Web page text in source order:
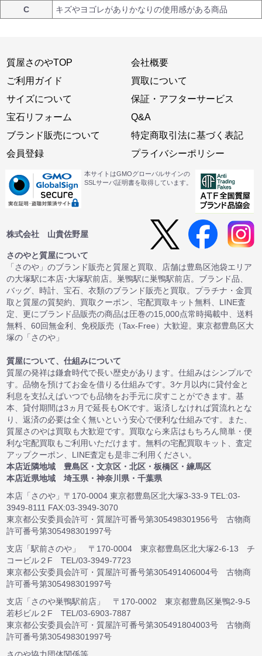
C
キズやヨゴレがありかなりの使用感がある商品
質屋さのやTOP
ご利用ガイド
サイズについて
宝石リフォーム
ブランド販売について
会員登録
会社概要
買取について
保証・アフターサービス
Q&A
特定商取引法に基づく表記
プライバシーポリシー
本サイトはGMOグローバルサインの
SSLサーバ証明書を取得しています。
株式会社 山貴佐野屋
さのやと質屋について
「さのや」のブランド販売と質屋と買取、店舗は豊島区池袋エリア
の大塚駅に本店･大塚駅前店。巣鴨駅に巣鴨駅前店。ブランド品、
バッグ、時計、宝石、衣類のブランド販売と買取。プラチナ・金買
取と質屋の質契約、買取クーポン、宅配買取キット無料、LINE査
定、更にブランド品販売の商品は圧巻の15,000点常時掲載中、送料
無料、60回無金利、免税販売（Tax-Free）大歓迎。東京都豊島区大
塚の「さのや」
質屋について、仕組みについて
質屋の発祥は鎌倉時代で長い歴史があります。仕組みはシンプルで
す。品物を預けてお金を借りる仕組みです。3ケ月以内に貸付金と
利息を支払えばいつでも品物をお手元に戻すことができます。基
本、貸付期間は3ヵ月で延長もOKです。返済しなければ質流れとな
り、返済の必要は全く無いという安心で便利な仕組みです。また、
質屋さのやは買取も大歓迎です。買取なら来店はもちろん簡単・便
利な宅配買取もご利用いただけます。無料の宅配買取キット、査定
アップクーポン、LINE査定も是非ご利用ください。
本店近隣地域 豊島区・文京区・北区・板橋区・練馬区
本店近県地域 埼玉県・神奈川県・千葉県
本店「さのや」〒170-0004 東京都豊島区北大塚3-33-9 TEL:03-
3949-8111 FAX:03-3949-3070
東京都公安委員会許可・質屋許可番号第305498301956号 古物商
許可番号第305498301997号
支店「駅前さのや」 〒170-0004 東京都豊島区北大塚2-6-13 チ
コービル２F TEL/03-3949-7723
東京都公安委員会許可・質屋許可番号第305491406004号 古物商
許可番号第305498301997号
支店「さのや巣鴨駅前店」 〒170-0002 東京都豊島区巣鴨2-9-5
若杉ビル２F TEL/03-6903-7887
東京都公安委員会許可・質屋許可番号第305491804003号 古物商
許可番号第305498301997号